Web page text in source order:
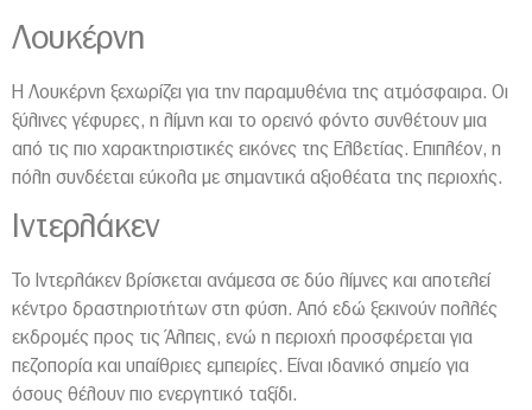
Λουκέρνη
Η Λουκέρνη ξεχωρίζει για την παραμυθένια της ατμόσφαιρα. Οι
ξύλινες γέφυρες, η λίμνη και το ορεινό φόντο συνθέτουν μια
από τις πιο χαρακτηριστικές εικόνες της Ελβετίας. Επιπλέον, η
πόλη συνδέεται εύκολα με σημαντικά αξιοθέατα της περιοχής.
Ιντερλάκεν
Το Ιντερλάκεν βρίσκεται ανάμεσα σε δύο λίμνες και αποτελεί
κέντρο δραστηριοτήτων στη φύση. Από εδώ ξεκινούν πολλές
εκδρομές προς τις Άλπεις, ενώ η περιοχή προσφέρεται για
πεζοπορία και υπαίθριες εμπειρίες. Είναι ιδανικό σημείο για
όσους θέλουν πιο ενεργητικό ταξίδι.